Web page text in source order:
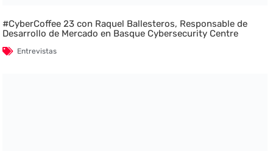
#CyberCoffee 23 con Raquel Ballesteros, Responsable de
Desarrollo de Mercado en Basque Cybersecurity Centre
Entrevistas